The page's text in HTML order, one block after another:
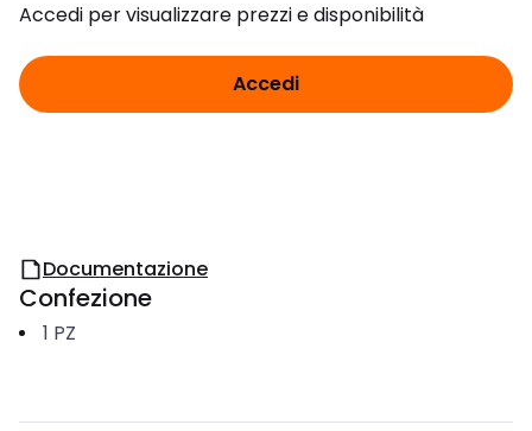
Accedi per visualizzare prezzi e disponibilità
Accedi
Documentazione
Confezione
1 PZ